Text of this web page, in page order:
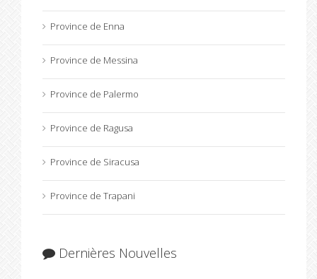
Province de Enna
Province de Messina
Province de Palermo
Province de Ragusa
Province de Siracusa
Province de Trapani
Dernières Nouvelles